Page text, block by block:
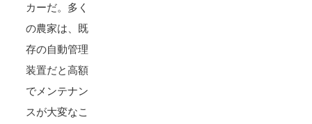
カーだ。多く
の農家は、既
存の自動管理
装置だと高額
でメンテナン
スが大変なこ